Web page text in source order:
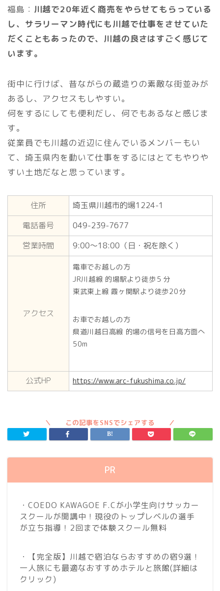
福島： 川越で20年近く商売をやらせてもらっている
し、サラリーマン時代にも川越で仕事をさせていた
だくこともあったので、川越の良さはすごく感じて
います。
街中に行けば、昔ながらの蔵造りの素敵な街並みが
あるし、アクセスもしやすい。
何をするにしても便利だし、何でもあるなと感じま
す。
従業員でも川越の近辺に住んでいるメンバーもい
て、埼玉県内を動いて仕事をするにはとてもやりや
すい土地だなと思っています。
住所
埼玉県川越市的場1224-1
電話番号
049-239-7677
営業時間
9:00～18:00（日・祝を除く）
アクセス
電車でお越しの方
JR川越線 的場駅より徒歩５分
東武東上線 霞ヶ関駅より徒歩20分
お車でお越しの方
県道川越日高線 的場の信号を日高方面へ
50m
公式HP https://www.arc-fukushima.co.jp/
PR
・COEDO KAWAGOE F.Cが小学生向けサッカー
スクールが開講中！現役のトップレベルの選手
が立ち指導！2回まで体験スクール無料
・【完全版】川越で宿泊ならおすすめの宿9選！
一人旅にも最適なおすすめホテルと旅館(詳細は
クリック)